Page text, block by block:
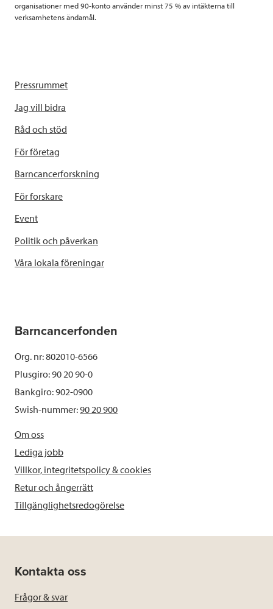
organisationer med 90-konto använder minst 75 % av intäkterna till
verksamhetens ändamål.
Pressrummet
Jag vill bidra
Råd och stöd
För företag
Barncancerforskning
För forskare
Event
Politik och påverkan
Våra lokala föreningar
Barncancerfonden
Org. nr: 802010-6566
Plusgiro: 90 20 90-0
Bankgiro: 902-0900
Swish-nummer:90 20 900
Om oss
Lediga jobb
Villkor, integritetspolicy & cookies
Retur och ångerrätt
Tillgänglighetsredogörelse
Kontakta oss
Frågor & svar